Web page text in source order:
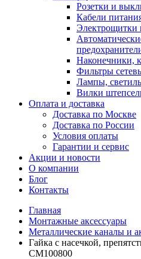
Розетки и
Кабели
Электрощитки
Наконечники,
Фильтры
Лампы,
Вилки
Оплата и доставка
Доставка по Москве
Доставка по России
Условия оплаты
Гарантии и сервис
Акции и новости
О компании
Блог
Контакты
Главная
Монтажные аксессуары
Металлические каналы и
Гайка с насечкой,
CM100800